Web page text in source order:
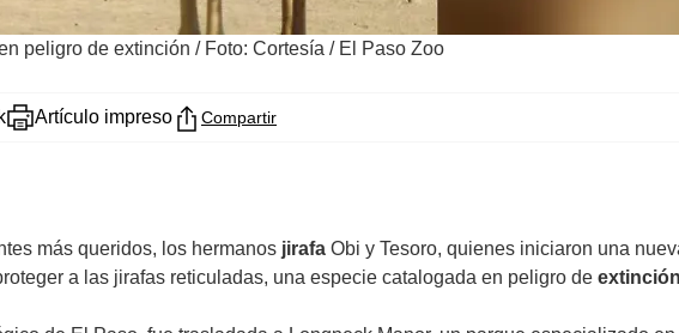
peligro de extinción / Foto: Cortesía / El Paso Zoo
Artículo impreso Compartir
más queridos, los hermanos jirafa Obi y Tesoro, quienes iniciaron una
a las jirafas reticuladas, una especie catalogada en peligro de extinción